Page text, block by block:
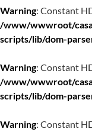
Warning: Constant
/www/wwwroot/
scripts/lib/dom-
Warning: Constant
/www/wwwroot/
scripts/lib/dom-
Warning: Constant